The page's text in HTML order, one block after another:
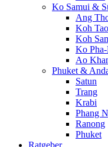
Ko Samui &
Ang
Koh Tao
Koh
Ko
Ao
Phuket &
Satun
Trang
Krabi
Phang
Ranong
Phuket
Ratgeber